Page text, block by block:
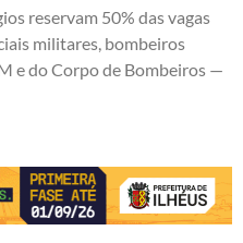
reservam 50% das vagas
militares, bombeiros
e do Corpo de Bombeiros —